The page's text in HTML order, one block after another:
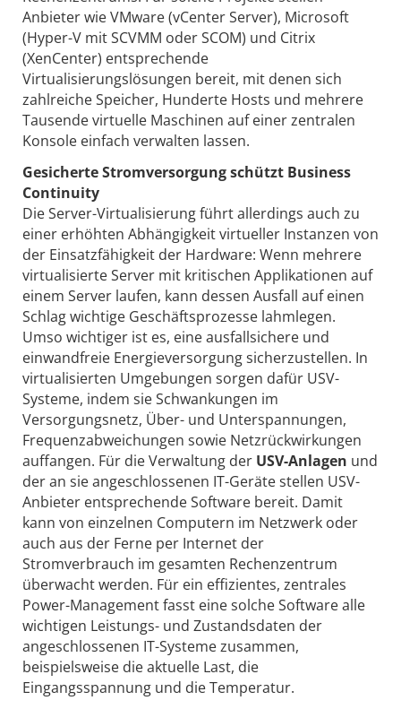
Anbieter wie VMware (vCenter Server), Microsoft
(Hyper-V mit SCVMM oder SCOM) und Citrix
(XenCenter) entsprechende
Virtualisierungslösungen bereit, mit denen sich
zahlreiche Speicher, Hunderte Hosts und mehrere
Tausende virtuelle Maschinen auf einer zentralen
Konsole einfach verwalten lassen.
Gesicherte Stromversorgung schützt Business
Continuity
Die Server-Virtualisierung führt allerdings auch zu
einer erhöhten Abhängigkeit virtueller Instanzen von
der Einsatzfähigkeit der Hardware: Wenn mehrere
virtualisierte Server mit kritischen Applikationen auf
einem Server laufen, kann dessen Ausfall auf einen
Schlag wichtige Geschäftsprozesse lahmlegen.
Umso wichtiger ist es, eine ausfallsichere und
einwandfreie Energieversorgung sicherzustellen. In
virtualisierten Umgebungen sorgen dafür USV-
Systeme, indem sie Schwankungen im
Versorgungsnetz, Über- und Unterspannungen,
Frequenzabweichungen sowie Netzrückwirkungen
auffangen. Für die Verwaltung der USV-Anlagen und
der an sie angeschlossenen IT-Geräte stellen USV-
Anbieter entsprechende Software bereit. Damit
kann von einzelnen Computern im Netzwerk oder
auch aus der Ferne per Internet der
Stromverbrauch im gesamten Rechenzentrum
überwacht werden. Für ein effizientes, zentrales
Power-Management fasst eine solche Software alle
wichtigen Leistungs- und Zustandsdaten der
angeschlossenen IT-Systeme zusammen,
beispielsweise die aktuelle Last, die
Eingangsspannung und die Temperatur.